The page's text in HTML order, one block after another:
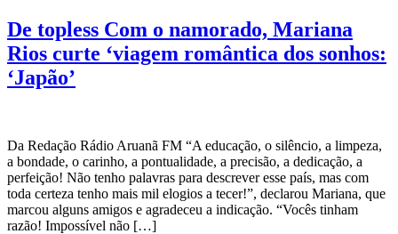
De topless Com o namorado, Mariana
Rios curte ‘viagem romântica dos sonhos:
‘Japão’
Da Redação Rádio Aruanã FM “A educação, o silêncio, a limpeza,
a bondade, o carinho, a pontualidade, a precisão, a dedicação, a
perfeição! Não tenho palavras para descrever esse país, mas com
toda certeza tenho mais mil elogios a tecer!”, declarou Mariana, que
marcou alguns amigos e agradeceu a indicação. “Vocês tinham
razão! Impossível não […]